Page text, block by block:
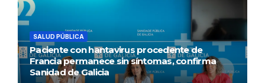
SALUD PÚBLICA
Paciente con hantavirus procedente de
Francia permanece sin síntomas, confirma
Sanidad de Galicia